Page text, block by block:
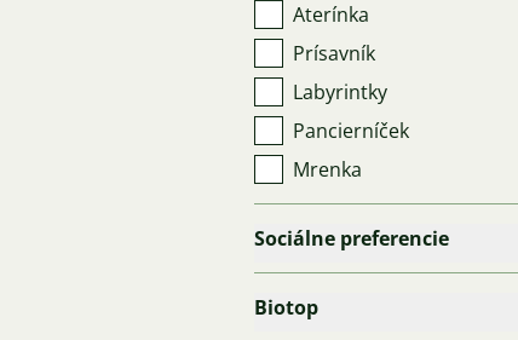
Aterínka
Prísavník
Labyrintky
Pancierníček
Mrenka
Sociálne preferencie
Biotop